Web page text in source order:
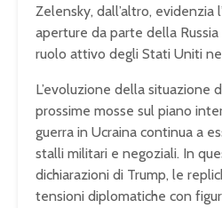
Zelensky, dall’altro, evidenzia
aperture da parte della
ruolo attivo degli Stati Uniti
L’evoluzione della situazione
prossime mosse sul piano
guerra in Ucraina continua a
stalli militari e negoziali. In
dichiarazioni di Trump, le
tensioni diplomatiche con